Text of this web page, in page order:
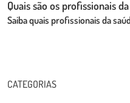
Quais são os profissionais
Saiba quais profissionais da
CATEGORIAS